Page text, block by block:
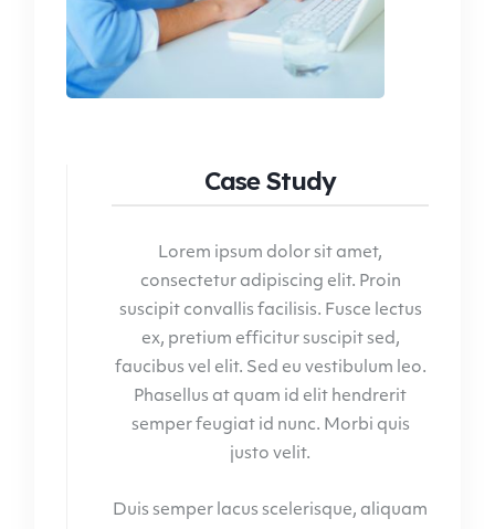
Case Study
Lorem ipsum dolor sit amet,
consectetur adipiscing elit. Proin
suscipit convallis facilisis. Fusce lectus
ex, pretium efficitur suscipit sed,
faucibus vel elit. Sed eu vestibulum leo.
Phasellus at quam id elit hendrerit
semper feugiat id nunc. Morbi quis
justo velit.
Duis semper lacus scelerisque, aliquam